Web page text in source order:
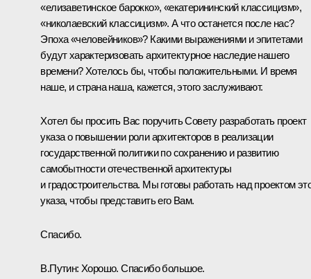
«елизаветинское барокко», «екатерининский классицизм»,
«николаевский классицизм». А что останется после нас?
Эпоха «человейников»? Какими выражениями и эпитетами
будут характеризовать архитектурное наследие нашего
времени? Хотелось бы, чтобы положительными. И время
наше, и страна наша, кажется, этого заслуживают.
Хотел бы просить Вас поручить Совету разработать проект
указа о повышении роли архитекторов в реализации
государственной политики по сохранению и развитию
самобытности отечественной архитектуры
и градостроительства. Мы готовы работать над проектом
указа, чтобы представить его Вам.
Спасибо.
В.Путин: Хорошо. Спасибо большое.